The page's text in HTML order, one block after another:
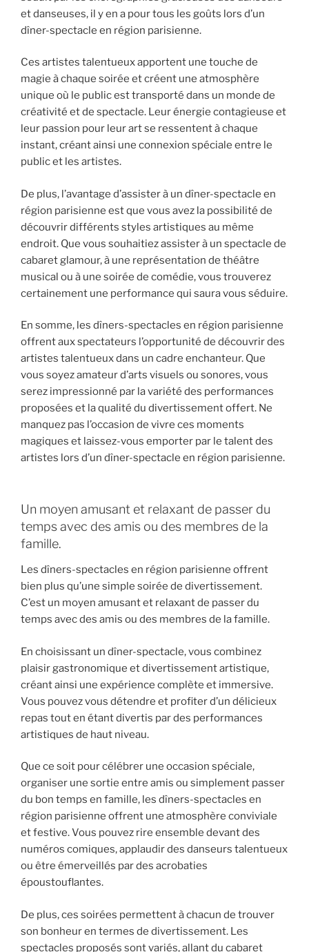
et danseuses, il y en a pour tous les goûts lors d’un
dîner-spectacle en région parisienne.
Ces artistes talentueux apportent une touche de
magie à chaque soirée et créent une atmosphère
unique où le public est transporté dans un monde de
créativité et de spectacle. Leur énergie contagieuse et
leur passion pour leur art se ressentent à chaque
instant, créant ainsi une connexion spéciale entre le
public et les artistes.
De plus, l’avantage d’assister à un dîner-spectacle en
région parisienne est que vous avez la possibilité de
découvrir différents styles artistiques au même
endroit. Que vous souhaitiez assister à un spectacle de
cabaret glamour, à une représentation de théâtre
musical ou à une soirée de comédie, vous trouverez
certainement une performance qui saura vous séduire.
En somme, les dîners-spectacles en région parisienne
offrent aux spectateurs l’opportunité de découvrir des
artistes talentueux dans un cadre enchanteur. Que
vous soyez amateur d’arts visuels ou sonores, vous
serez impressionné par la variété des performances
proposées et la qualité du divertissement offert. Ne
manquez pas l’occasion de vivre ces moments
magiques et laissez-vous emporter par le talent des
artistes lors d’un dîner-spectacle en région parisienne.
Un moyen amusant et relaxant de passer du
temps avec des amis ou des membres de la
famille.
Les dîners-spectacles en région parisienne offrent
bien plus qu’une simple soirée de divertissement.
C’est un moyen amusant et relaxant de passer du
temps avec des amis ou des membres de la famille.
En choisissant un dîner-spectacle, vous combinez
plaisir gastronomique et divertissement artistique,
créant ainsi une expérience complète et immersive.
Vous pouvez vous détendre et profiter d’un délicieux
repas tout en étant divertis par des performances
artistiques de haut niveau.
Que ce soit pour célébrer une occasion spéciale,
organiser une sortie entre amis ou simplement passer
du bon temps en famille, les dîners-spectacles en
région parisienne offrent une atmosphère conviviale
et festive. Vous pouvez rire ensemble devant des
numéros comiques, applaudir des danseurs talentueux
ou être émerveillés par des acrobaties
époustouflantes.
De plus, ces soirées permettent à chacun de trouver
son bonheur en termes de divertissement. Les
spectacles proposés sont variés, allant du cabaret